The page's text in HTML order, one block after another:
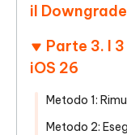
il
Parte 3. I
iOS 26
Metodo 1:
Metodo 2: